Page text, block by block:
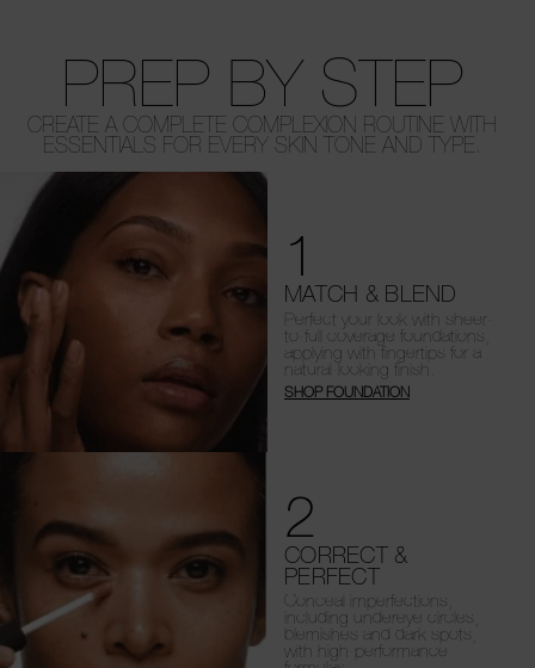
PREP BY STEP
CREATE A COMPLETE COMPLEXION ROUTINE WITH
ESSENTIALS FOR EVERY SKIN TONE AND TYPE.
1
MATCH & BLEND
Perfect your look with sheer-
to-full coverage foundations,
applying with fingertips for a
natural-looking finish.
SHOP FOUNDATION
2
CORRECT &
PERFECT
Conceal imperfections,
including undereye circles,
blemishes and dark spots,
with high-performance